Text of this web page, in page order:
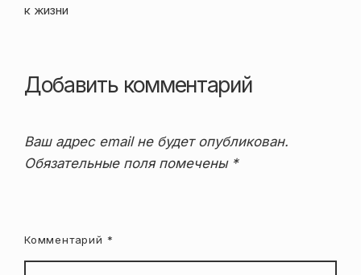
к жизни
Добавить комментарий
Ваш адрес email не будет опубликован.
Обязательные поля помечены *
Комментарий *